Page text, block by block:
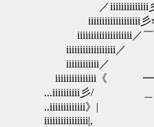
／iiiiiiiiiiiiii彡
iiiiiiiiiiiiiiiiiii彡
iiiiiiiiiiiiiiiiiiii／￣￣
iiiiiiiiiiii
iiiiiiiiiiiiiii《
...iiiiiiiiii彡/ ＿＿
..iiiiiiiiiiiii》|